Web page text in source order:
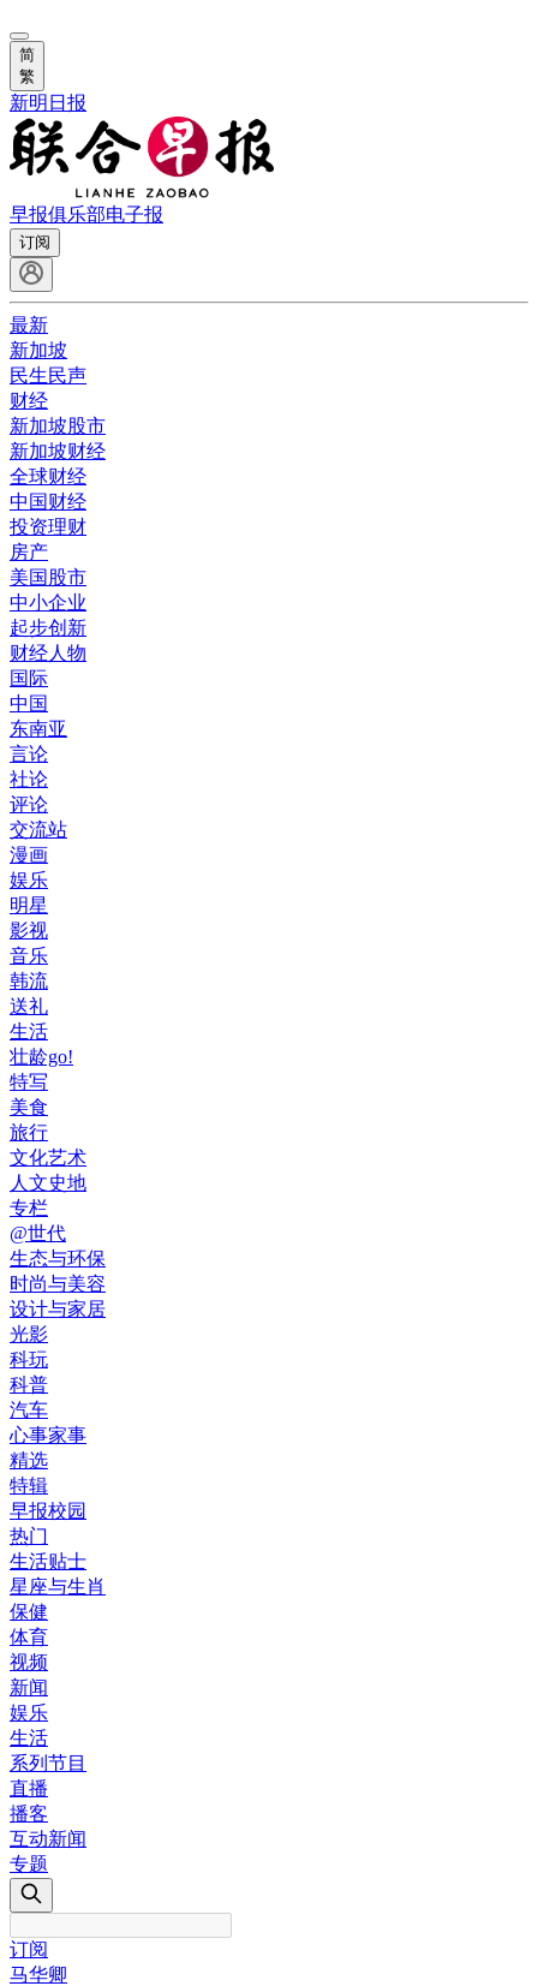
简
繁
新明日报
早报俱乐部电子报
订阅
最新
新加坡
民生民声
财经
新加坡股市
新加坡财经
全球财经
中国财经
投资理财
房产
美国股市
中小企业
起步创新
财经人物
国际
中国
东南亚
言论
社论
评论
交流站
漫画
娱乐
明星
影视
音乐
韩流
送礼
生活
壮龄go!
特写
美食
旅行
文化艺术
人文史地
专栏
@世代
生态与环保
时尚与美容
设计与家居
光影
科玩
科普
汽车
心事家事
精选
特辑
早报校园
热门
生活贴士
星座与生肖
保健
体育
视频
新闻
娱乐
生活
系列节目
直播
播客
互动新闻
专题
订阅
马华卿